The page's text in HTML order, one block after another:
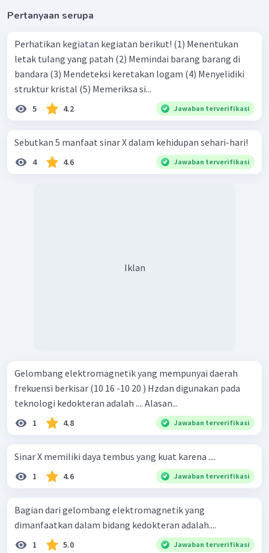
Pertanyaan serupa
Perhatikan kegiatan kegiatan berikut! (1) Menentukan
letak tulang yang patah (2) Memindai barang barang di
bandara (3) Mendeteksi keretakan logam (4) Menyelidiki
struktur kristal (5) Memeriksa si...
5 4.2 Jawaban terverifikasi
Sebutkan 5 manfaat sinar X dalam kehidupan sehari-hari!
4 4.6 Jawaban terverifikasi
Iklan
Gelombang elektromagnetik yang mempunyai daerah
frekuensi berkisar (10 16 -10 20 ) Hzdan digunakan pada
teknologi kedokteran adalah .... Alasan...
1 4.8 Jawaban terverifikasi
Sinar X memiliki daya tembus yang kuat karena ....
1 4.6 Jawaban terverifikasi
Bagian dari gelombang elektromagnetik yang
dimanfaatkan dalam bidang kedokteran adalah....
1 5.0 Jawaban terverifikasi